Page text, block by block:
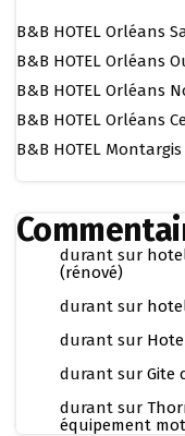
B&B HOTEL Orléans
B&B HOTEL Orléans
B&B HOTEL Orléans
B&B HOTEL Orléans
B&B HOTEL Montargis
durant sur
(rénové)
durant sur
durant sur
durant sur Gite
durant sur
équipement